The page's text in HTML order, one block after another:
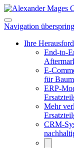
Navigation
Ihre
End-to-
E-
für
ERP-
Mehr
CRM-